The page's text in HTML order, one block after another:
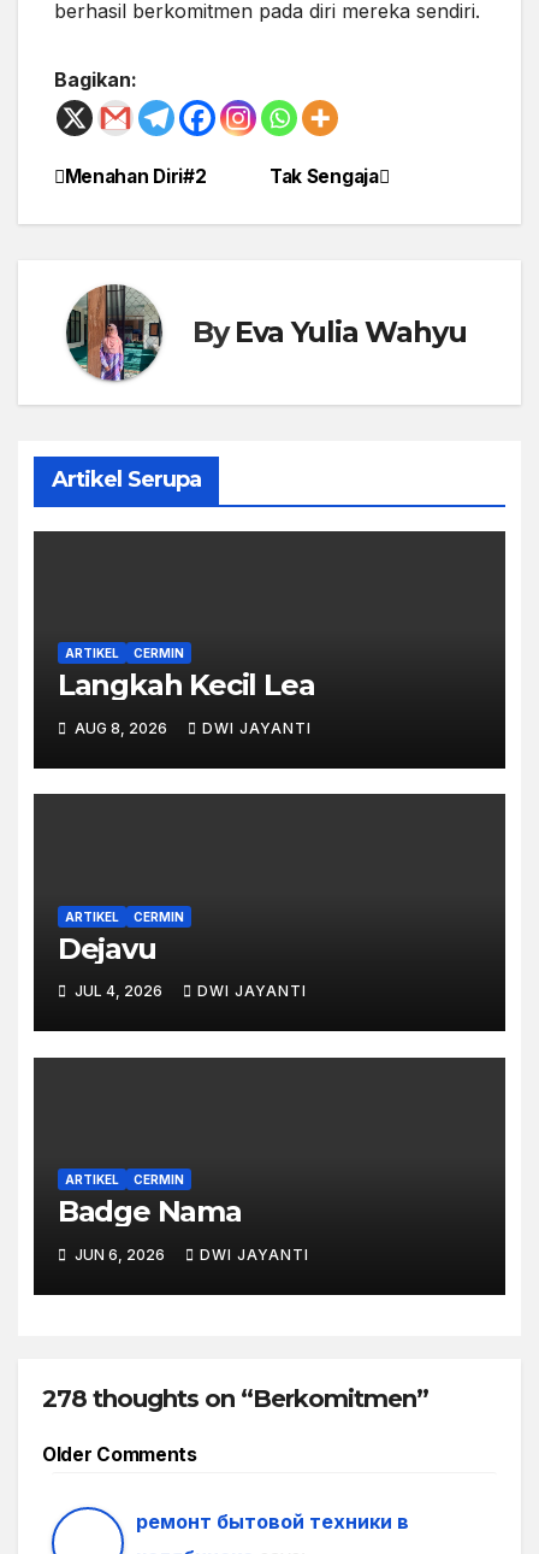
berhasil berkomitmen pada diri mereka sendiri.
Bagikan:
Post
navigation
Tak Sengaja
Menahan Diri#2
ByEva Yulia Wahyu
Artikel Serupa
ARTIKEL CERMIN
Langkah Kecil Lea
AUG 8, 2026 DWI JAYANTI
ARTIKEL CERMIN
Dejavu
JUL 4, 2026 DWI JAYANTI
ARTIKEL CERMIN
Badge Nama
JUN 6, 2026 DWI JAYANTI
278 thoughts on “Berkomitmen”
Comment
navigation
Older Comments
ремонт бытовой техники в